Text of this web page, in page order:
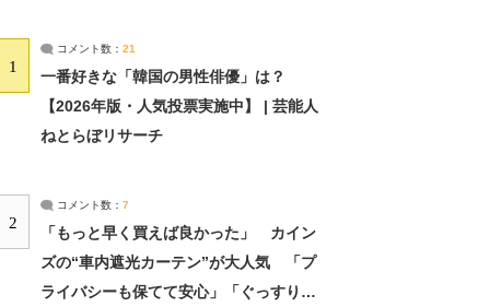
1
コメント数： 21
一番好きな「韓国の男性俳優」は？
【2026年版・人気投票実施中】 | 芸能人
ねとらぼリサーチ
2
コメント数： 7
「もっと早く買えば良かった」 カイン
ズの“車内遮光カーテン”が大人気 「プ
ライバシーも保てて安心」「ぐっすり眠